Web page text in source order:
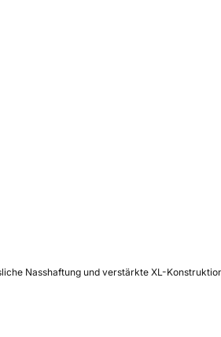
Nasshaftung und verstärkte XL-